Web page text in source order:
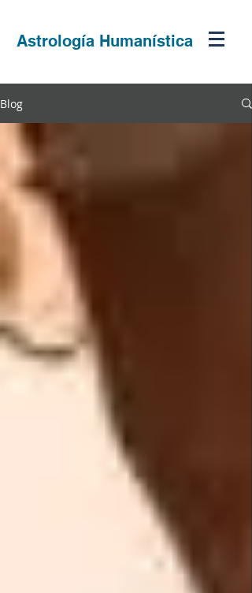
Astrología Humanística
Blog